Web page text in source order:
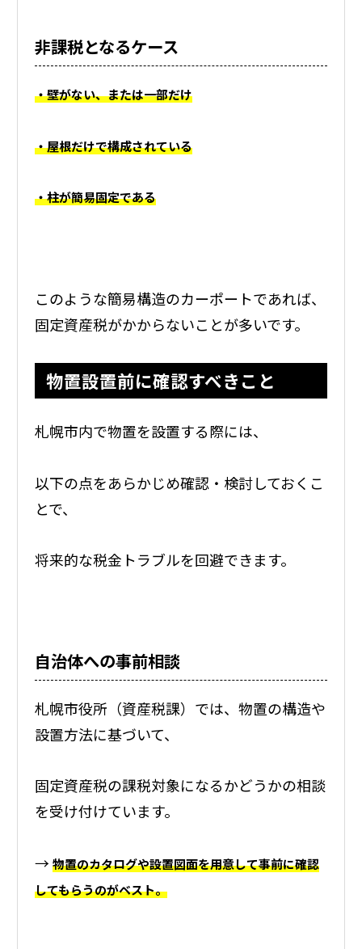
非課税となるケース
・壁がない、または一部だけ
・屋根だけで構成されている
・柱が簡易固定である
このような簡易構造のカーポートであれば、
固定資産税がかからないことが多いです。
物置設置前に確認すべきこと
札幌市内で物置を設置する際には、
以下の点をあらかじめ確認・検討しておくこ
とで、
将来的な税金トラブルを回避できます。
自治体への事前相談
札幌市役所（資産税課）では、物置の構造や
設置方法に基づいて、
固定資産税の課税対象になるかどうかの相談
を受け付けています。
→ 物置のカタログや設置図面を用意して事前に確認
してもらうのがベスト。